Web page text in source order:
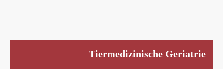
Tiermedizinische Geriatrie